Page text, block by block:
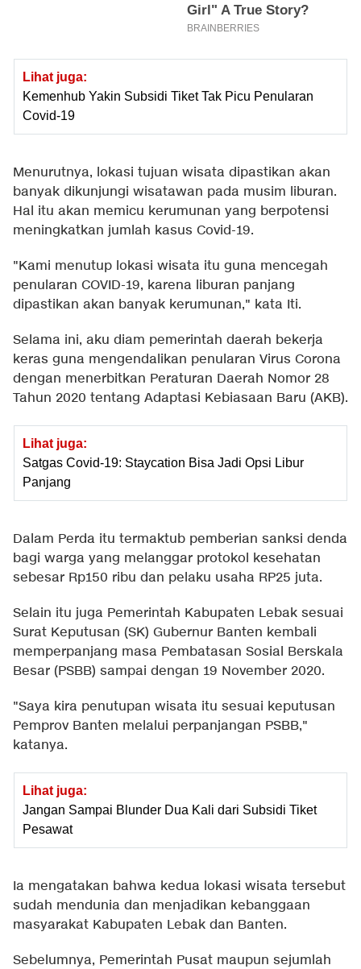
Lihat juga:
Kemenhub Yakin Subsidi Tiket Tak Picu Penularan
Covid-19
Menurutnya, lokasi tujuan wisata dipastikan akan
banyak dikunjungi wisatawan pada musim liburan.
Hal itu akan memicu kerumunan yang berpotensi
meningkatkan jumlah kasus Covid-19.
"Kami menutup lokasi wisata itu guna mencegah
penularan COVID-19, karena liburan panjang
dipastikan akan banyak kerumunan," kata Iti.
Selama ini, aku diam pemerintah daerah bekerja
keras guna mengendalikan penularan Virus Corona
dengan menerbitkan Peraturan Daerah Nomor 28
Tahun 2020 tentang Adaptasi Kebiasaan Baru (AKB).
Lihat juga:
Satgas Covid-19: Staycation Bisa Jadi Opsi Libur
Panjang
Dalam Perda itu termaktub pemberian sanksi denda
bagi warga yang melanggar protokol kesehatan
sebesar Rp150 ribu dan pelaku usaha RP25 juta.
Selain itu juga Pemerintah Kabupaten Lebak sesuai
Surat Keputusan (SK) Gubernur Banten kembali
memperpanjang masa Pembatasan Sosial Berskala
Besar (PSBB) sampai dengan 19 November 2020.
"Saya kira penutupan wisata itu sesuai keputusan
Pemprov Banten melalui perpanjangan PSBB,"
katanya.
Lihat juga:
Jangan Sampai Blunder Dua Kali dari Subsidi Tiket
Pesawat
Ia mengatakan bahwa kedua lokasi wisata tersebut
sudah mendunia dan menjadikan kebanggaan
masyarakat Kabupaten Lebak dan Banten.
Sebelumnya, Pemerintah Pusat maupun sejumlah